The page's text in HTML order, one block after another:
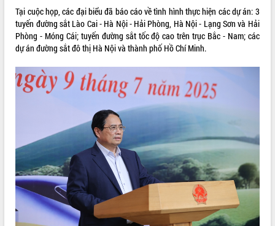
phá cơ chế - Hợp tác công tư
Đề án 06 tạo bước ngoặt đột phá trong
cải cách hành chính tỉnh Đắk Lắk
để phát triển du lịch Đắk Lắk
Khởi động Dự án Đầu tư xây dựng hạ
tầng kỹ thuật Cụm công nghiệp Tân
Gặp mặt các cơ quan báo chí nhân Kỷ
niệm 101 năm Ngày Báo chí Cách
mạng Việt Nam
Đắk Lắk sơ kết 4 năm triển khai thực
hiện Đề án 06 của Chính phủ
Họp báo thông tin về Hội nghị Công bố
Quy hoạch và Xúc tiến đầu tư tỉnh Đắk
Tại cuộc họp, các đại biểu đã báo cáo về tình hình thực hiện các dự án: 3
tuyến đường sắt Lào Cai - Hà Nội - Hải Phòng, Hà Nội - Lạng Sơn và Hải
Phòng - Móng Cái; tuyến đường sắt tốc độ cao trên trục Bắc - Nam; các
dự án đường sắt đô thị Hà Nội và thành phố Hồ Chí Minh.